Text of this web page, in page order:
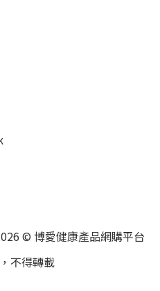
© 博愛健康產品網購平台
不得轉載